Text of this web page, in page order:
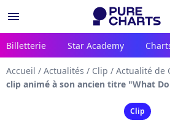
menu
Billetterie Star Academy
Accueil / Actualités / Clip / Actualité de
clip animé à son ancien titre "What
Clip